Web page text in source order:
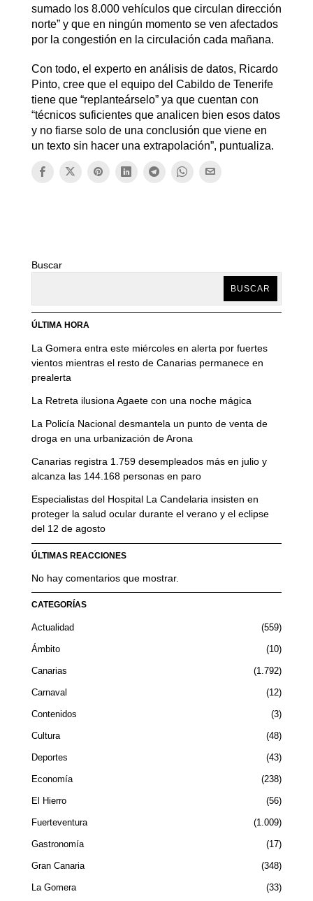
sumado los 8.000 vehículos que circulan dirección
norte” y que en ningún momento se ven afectados
por la congestión en la circulación cada mañana.
Con todo, el experto en análisis de datos, Ricardo
Pinto, cree que el equipo del Cabildo de Tenerife
tiene que “replanteárselo” ya que cuentan con
“técnicos suficientes que analicen bien esos datos
y no fiarse solo de una conclusión que viene en
un texto sin hacer una extrapolación”, puntualiza.
Buscar
BUSCAR
ÚLTIMA HORA
La Gomera entra este miércoles en alerta por fuertes
vientos mientras el resto de Canarias permanece en
prealerta
La Retreta ilusiona Agaete con una noche mágica
La Policía Nacional desmantela un punto de venta de
droga en una urbanización de Arona
Canarias registra 1.759 desempleados más en julio y
alcanza las 144.168 personas en paro
Especialistas del Hospital La Candelaria insisten en
proteger la salud ocular durante el verano y el eclipse
del 12 de agosto
ÚLTIMAS REACCIONES
No hay comentarios que mostrar.
CATEGORÍAS
Actualidad 559
Ámbito 10
Canarias 1.792
Carnaval 12
Contenidos 3
Cultura 48
Deportes 43
Economía 238
El Hierro 56
Fuerteventura 1.009
Gastronomía 17
Gran Canaria 348
La Gomera 33